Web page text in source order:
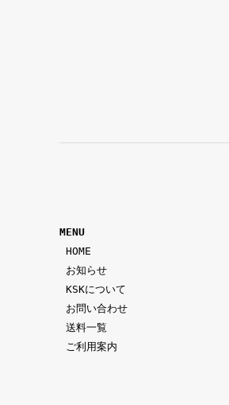
MENU
HOME
お知らせ
KSKについて
お問い合わせ
送料一覧
ご利用案内